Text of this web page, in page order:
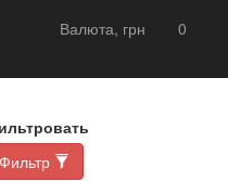
Валюта, грн 0
Фильтр